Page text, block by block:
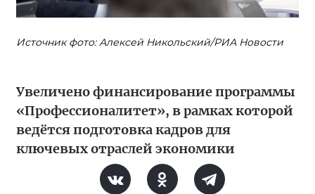
Источник фото: Алексей Никольский/РИА Новости
Увеличено финансирование программы
«Профессионалитет», в рамках которой
ведётся подготовка кадров для
ключевых отраслей экономики